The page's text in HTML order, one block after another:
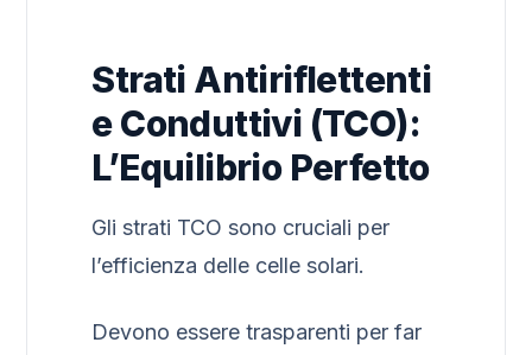
Strati Antiriflettenti
e Conduttivi (TCO):
L’Equilibrio Perfetto
Gli strati TCO sono cruciali per
l’efficienza delle celle solari.
Devono essere trasparenti per far